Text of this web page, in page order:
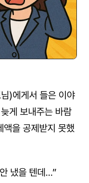
)에게서 들은 이야
게 보내주는 바람
을 공제받지 못했
냈을 텐데…”